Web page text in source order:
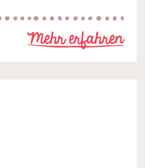
Mehr erfahrenzu